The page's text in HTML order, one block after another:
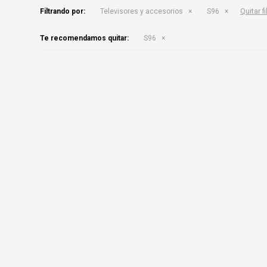
Filtrando por: Televisores y accesorios S96 Quitar
Te recomendamos quitar: S96